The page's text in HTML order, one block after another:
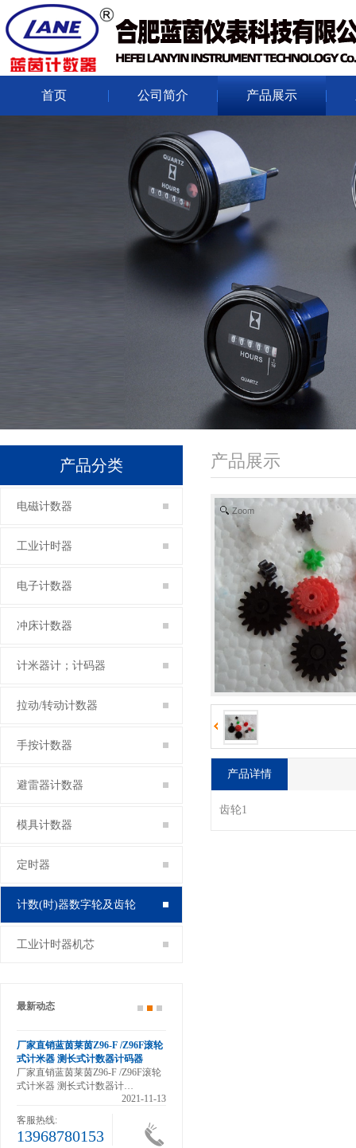
首页 公司简介 产品展示
产品分类
电磁计数器
工业计时器
电子计数器
冲床计数器
计米器计；计码器
拉动/转动计数器
手按计数器
避雷器计数器
模具计数器
定时器
计数(时)器数字轮及齿轮
工业计时器机芯
最新动态
莱茵Z96-F /Z96F滚轮
式计数器计码器
莱茵Z96-F /Z96F滚轮
式计数器计…
厂家直销神钢挖掘装载机小时表工
业计时器累时器SYS-4
厂家直销神钢挖掘装载机小时表工
业计时器累时器SYS-4
客服热线:
13968780153
产品展示
Zoom
产品详情
齿轮1